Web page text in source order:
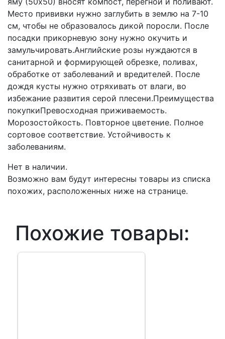
Место прививки нужно заглубить в землю на 7-10
см, чтобы не образовалось дикой поросли. После
посадки прикорневую зону нужно окучить и
замульчировать.Английские розы нуждаются в
санитарной и формирующей обрезке, поливах,
обработке от заболеваний и вредителей. После
дождя кусты нужно отряхивать от влаги, во
избежание развития серой плесени.Преимущества
покупкиПревосходная приживаемость.
Морозостойкость. Повторное цветение. Полное
сортовое соответствие. Устойчивость к
заболеваниям.
Нет в наличии.
Возможно вам будут интересны товары из списка
похожих, расположенных ниже на странице.
Похожие товары: